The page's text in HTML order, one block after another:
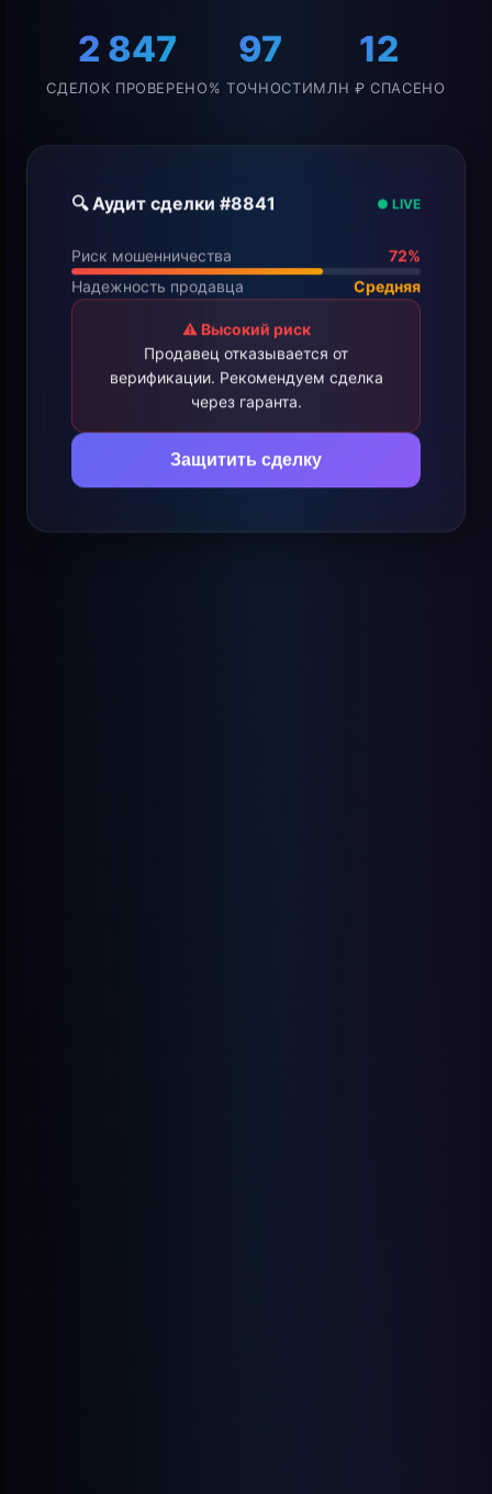
2 847
СДЕЛОК ПРОВЕРЕНО
97
% ТОЧНОСТИ
12
МЛН ₽ СПАСЕНО
🔍 Аудит сделки #8841
Риск мошенничества
72%
Надежность продавца
Средняя
⚠️ Высокий риск
Продавец отказывается от
верификации. Рекомендуем сделка
через гаранта.
Защитить сделку